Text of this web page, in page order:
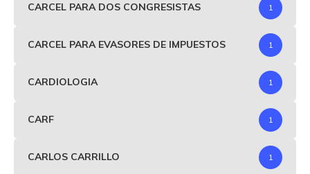
CARCEL PARA DOS CONGRESISTAS 1
CARCEL PARA EVASORES DE IMPUESTOS 1
CARDIOLOGIA 1
CARF 1
CARLOS CARRILLO 1